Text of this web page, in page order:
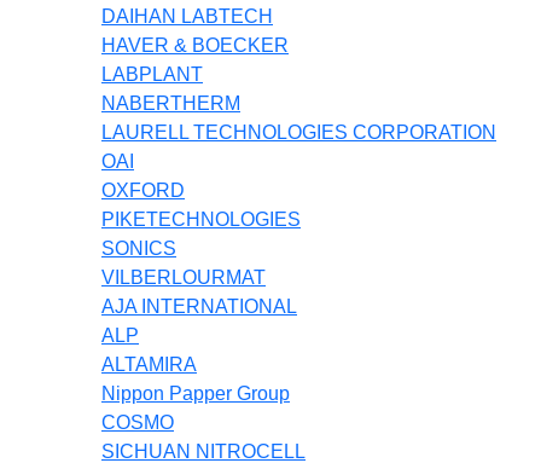
DAIHAN LABTECH
HAVER & BOECKER
LABPLANT
NABERTHERM
LAURELL TECHNOLOGIES CORPORATION
OAI
OXFORD
PIKETECHNOLOGIES
SONICS
VILBERLOURMAT
AJA INTERNATIONAL
ALP
ALTAMIRA
Nippon Papper Group
COSMO
SICHUAN NITROCELL